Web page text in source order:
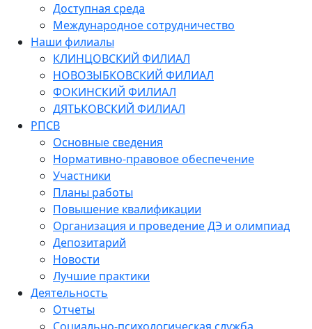
Доступная среда
Международное сотрудничество
Наши филиалы
КЛИНЦОВСКИЙ ФИЛИАЛ
НОВОЗЫБКОВСКИЙ ФИЛИАЛ
ФОКИНСКИЙ ФИЛИАЛ
ДЯТЬКОВСКИЙ ФИЛИАЛ
РПСВ
Основные сведения
Нормативно-правовое обеспечение
Участники
Планы работы
Повышение квалификации
Организация и проведение ДЭ и олимпиад
Депозитарий
Новости
Лучшие практики
Деятельность
Отчеты